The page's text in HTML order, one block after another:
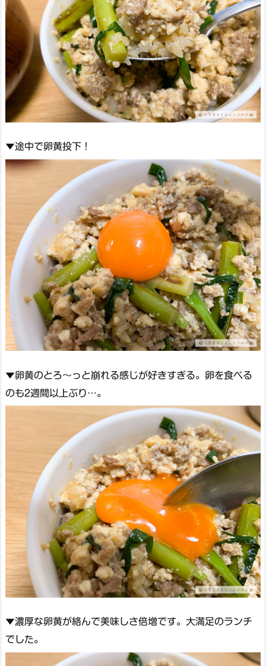
▼途中で卵黄投下！
▼卵黄のとろ〜っと崩れる感じが好きすぎる。卵を食べる
のも2週間以上ぶり…。
▼濃厚な卵黄が絡んで美味しさ倍増です。大満足のランチ
でした。